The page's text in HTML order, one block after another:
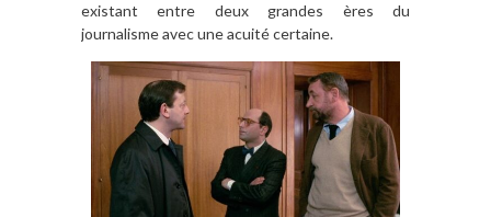
existant entre deux grandes ères du
journalisme avec une acuité certaine.